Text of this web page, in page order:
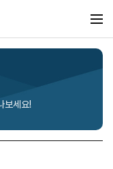
보세요!